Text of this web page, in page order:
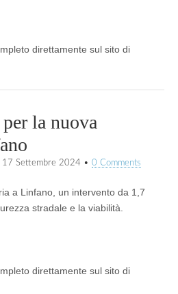
direttamente sul sito di
la nuova
17 Settembre 2024 • 0 Comments
a Linfano, un intervento da 1,7
stradale e la viabilità.
direttamente sul sito di